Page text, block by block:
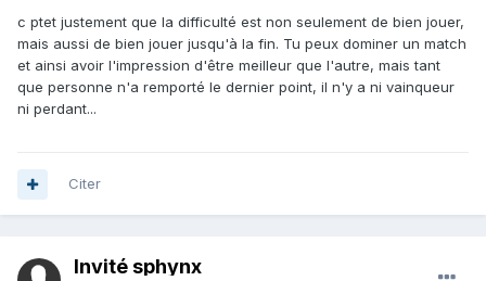
c ptet justement que la difficulté est non seulement de bien jouer,
mais aussi de bien jouer jusqu'à la fin. Tu peux dominer un match
et ainsi avoir l'impression d'être meilleur que l'autre, mais tant
que personne n'a remporté le dernier point, il n'y a ni vainqueur
ni perdant...
Citer
Invité sphynx